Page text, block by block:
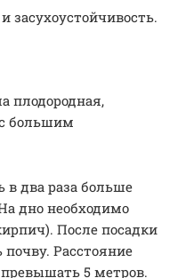
засухоустойчивость.
плодородная,
большим
два раза больше
дно необходимо
После посадки
Расстояние
5 метров.